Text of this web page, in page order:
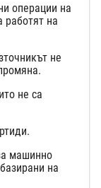
операции на
работят на
не
не са
машинно
на